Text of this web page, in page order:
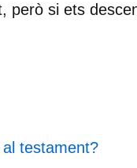
però si ets
testament?